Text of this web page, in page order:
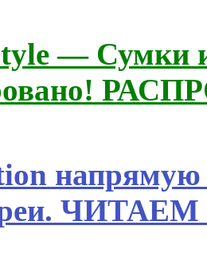
— Сумки